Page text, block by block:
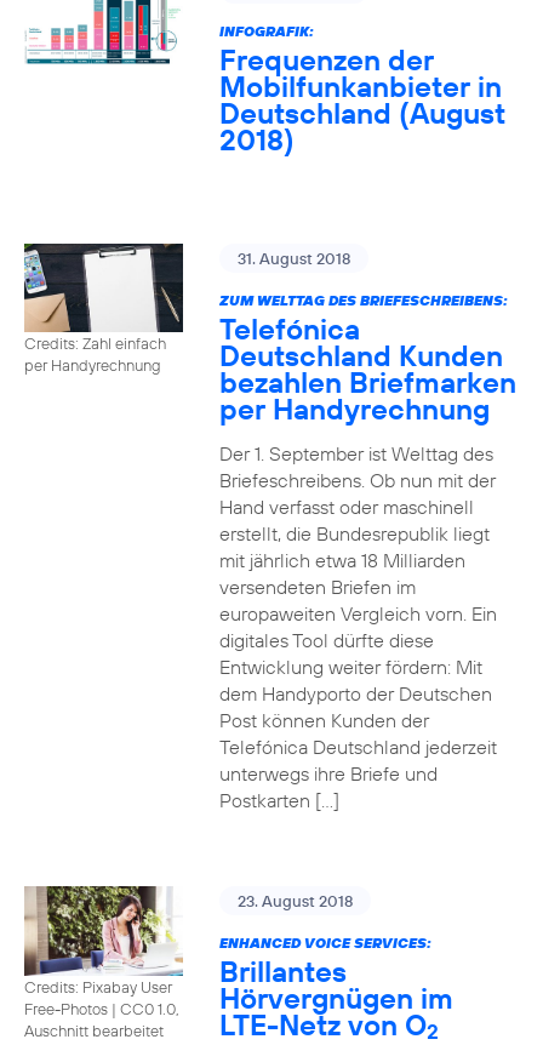
INFOGRAFIK:
Frequenzen der
Mobilfunkanbieter in
Deutschland (August
2018)
Credits: Zahl einfach
per Handyrechnung
31. August 2018
ZUM WELTTAG DES BRIEFESCHREIBENS:
Telefónica
Deutschland Kunden
bezahlen Briefmarken
per Handyrechnung
Der 1. September ist Welttag des
Briefeschreibens. Ob nun mit der
Hand verfasst oder maschinell
erstellt, die Bundesrepublik liegt
mit jährlich etwa 18 Milliarden
versendeten Briefen im
europaweiten Vergleich vorn. Ein
digitales Tool dürfte diese
Entwicklung weiter fördern: Mit
dem Handyporto der Deutschen
Post können Kunden der
Telefónica Deutschland jederzeit
unterwegs ihre Briefe und
Postkarten […]
Credits: Pixabay User
Free-Photos | CC0 1.0,
Auschnitt bearbeitet
23. August 2018
ENHANCED VOICE SERVICES:
Brillantes
Hörvergnügen im
LTE-Netz von O2